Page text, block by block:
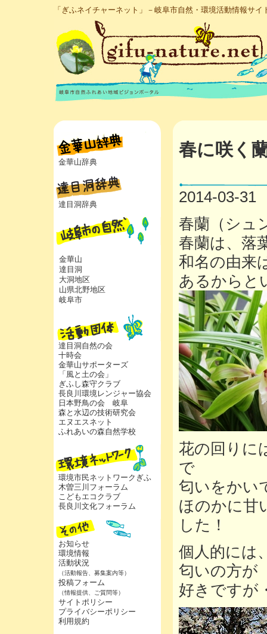
「ぎふネイチャーネット」－岐阜市自然・環境活動情報サイ
金華山辞典
達目洞辞典
金華山
達目洞
大洞地区
山県北野地区
岐阜市
達目洞自然の会
十時会
金華山サポーターズ
「風と土の会」
ぎふし森守クラブ
長良川環境レンジャー協会
日本野鳥の会 岐阜
森と水辺の技術研究会
エヌエスネット
ふれあいの森自然学校
環境市民ネットワークぎふ
木曽三川フォーラム
こどもエコクラブ
長良川文化フォーラム
お知らせ
環境情報
活動状況
（活動報告、募集案内等）
投稿フォーム
（情報提供、ご質問等）
サイトポリシー
プライバシーポリシー
利用規約
春に咲く
2014-03-31
春蘭（シュ
春蘭は、落
和名の由来
あるからと
花の回りに
で
匂いをかい
ほのかに甘
した！
個人的には
匂いの方が
好きですが